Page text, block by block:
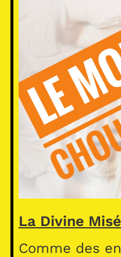
La Divine
Comme des